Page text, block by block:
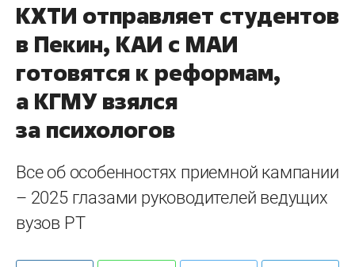
КХТИ отправляет студентов
в Пекин, КАИ с МАИ
готовятся к реформам,
а КГМУ взялся
за психологов
Все об особенностях приемной кампании
– 2025 глазами руководителей ведущих
вузов РТ